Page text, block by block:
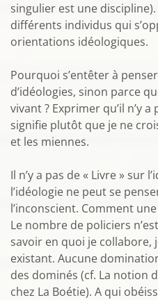
singulier est une
différents individus qui
orientations idéologiques.
Pourquoi s’entêter à penser
d’idéologies, sinon parce
vivant ? Exprimer qu’il n’y
signifie plutôt que je ne
et les miennes.
Il n’y a pas de « Livre » sur
l’idéologie ne peut se
l’inconscient. Comment
Le nombre de policiers
savoir en quoi je collabore,
existant. Aucune
des dominés (cf. La notion
chez La Boétie). A qui